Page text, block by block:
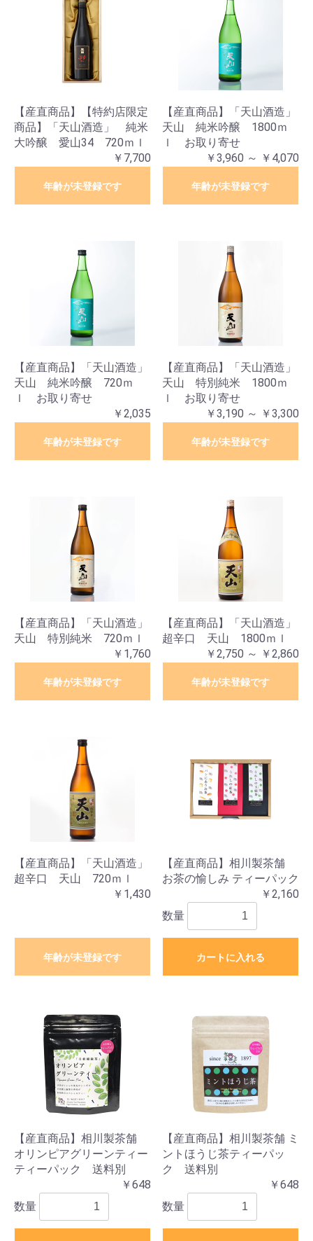
【産直商品】【特約店限定
商品】「天山酒造」 純米
大吟醸 愛山34 720ｍｌ
￥7,700
年齢が未登録です
【産直商品】「天山酒造」
天山 純米吟醸 1800ｍ
ｌ お取り寄せ
￥3,960 ～ ￥4,070
年齢が未登録です
【産直商品】「天山酒造」
天山 純米吟醸 720ｍ
ｌ お取り寄せ
￥2,035
年齢が未登録です
【産直商品】「天山酒造」
天山 特別純米 1800ｍ
ｌ お取り寄せ
￥3,190 ～ ￥3,300
年齢が未登録です
【産直商品】「天山酒造」
天山 特別純米 720ｍｌ
￥1,760
年齢が未登録です
【産直商品】「天山酒造」
超辛口 天山 1800ｍｌ
￥2,750 ～ ￥2,860
年齢が未登録です
【産直商品】「天山酒造」
超辛口 天山 720ｍｌ
￥1,430
年齢が未登録です
【産直商品】相川製茶舗
お茶の愉しみ ティーパック
￥2,160
数量
カートに入れる
【産直商品】相川製茶舗
オリンピアグリーンティー
ティーパック 送料別
￥648
数量
【産直商品】相川製茶舗 ミ
ントほうじ茶ティーパッ
ク 送料別
￥648
数量